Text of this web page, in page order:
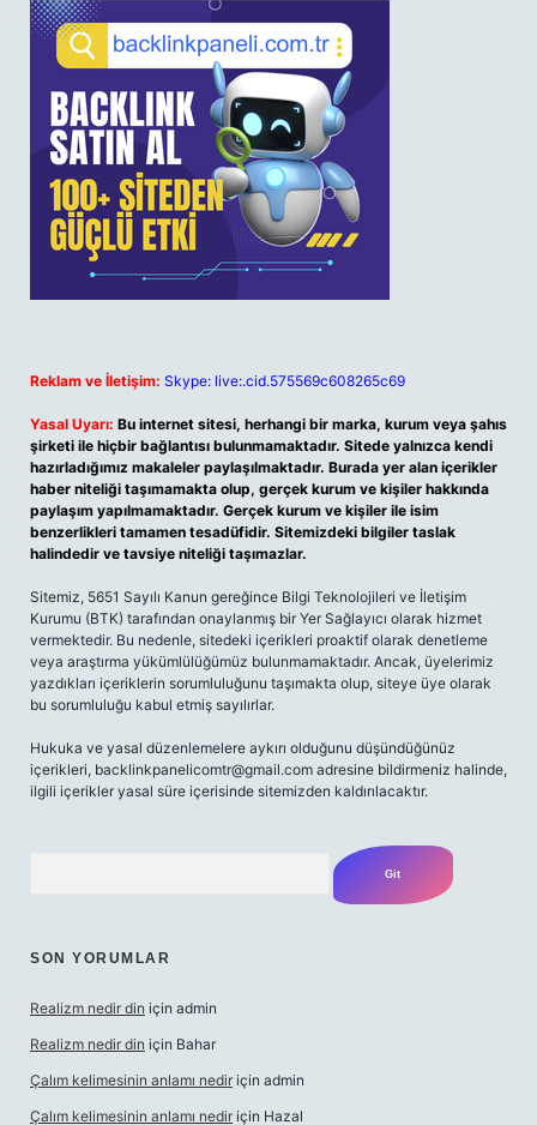
Reklam ve İletişim: Skype: live:.cid.575569c608265c69
Yasal Uyarı: Bu internet sitesi, herhangi bir marka, kurum veya şahıs
şirketi ile hiçbir bağlantısı bulunmamaktadır. Sitede yalnızca kendi
hazırladığımız makaleler paylaşılmaktadır. Burada yer alan içerikler
haber niteliği taşımamakta olup, gerçek kurum ve kişiler hakkında
paylaşım yapılmamaktadır. Gerçek kurum ve kişiler ile isim
benzerlikleri tamamen tesadüfidir. Sitemizdeki bilgiler taslak
halindedir ve tavsiye niteliği taşımazlar.
Sitemiz, 5651 Sayılı Kanun gereğince Bilgi Teknolojileri ve İletişim
Kurumu (BTK) tarafından onaylanmış bir Yer Sağlayıcı olarak hizmet
vermektedir. Bu nedenle, sitedeki içerikleri proaktif olarak denetleme
veya araştırma yükümlülüğümüz bulunmamaktadır. Ancak, üyelerimiz
yazdıkları içeriklerin sorumluluğunu taşımakta olup, siteye üye olarak
bu sorumluluğu kabul etmiş sayılırlar.
Hukuka ve yasal düzenlemelere aykırı olduğunu düşündüğünüz
içerikleri, backlinkpanelicomtr@gmail.com adresine bildirmeniz halinde,
ilgili içerikler yasal süre içerisinde sitemizden kaldırılacaktır.
SON YORUMLAR
Realizm nedir din için admin
Realizm nedir din için Bahar
Çalım kelimesinin anlamı nedir için admin
Çalım kelimesinin anlamı nedir için Hazal